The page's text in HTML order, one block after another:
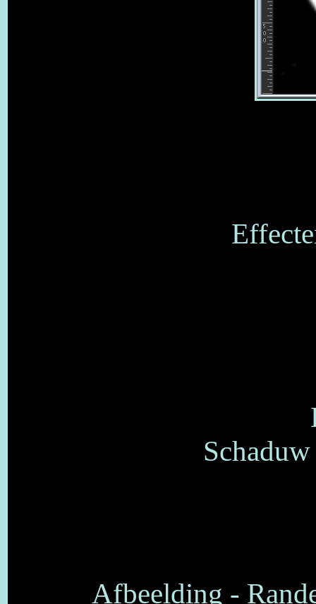
Afbeelding -